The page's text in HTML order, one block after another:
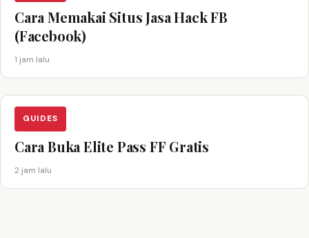
Cara Memakai Situs Jasa Hack FB
(Facebook)
1 jam lalu
GUIDES
Cara Buka Elite Pass FF Gratis
2 jam lalu